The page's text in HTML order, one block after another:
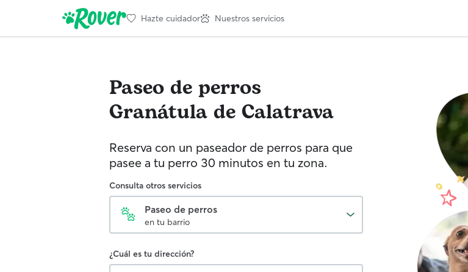
Hazte cuidador Nuestros servicios
Paseo de perros
Granátula de Calatrava
Reserva con un paseador de perros para que
pasee a tu perro 30 minutos en tu zona.
Consulta otros servicios
Paseo de perros
en tu barrio
¿Cuál es tu dirección?